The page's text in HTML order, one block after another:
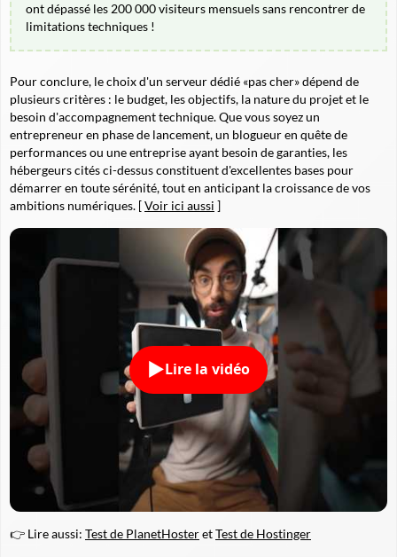
ont dépassé les 200 000 visiteurs mensuels sans rencontrer de
limitations techniques !
Pour conclure, le choix d'un serveur dédié «pas cher» dépend de
plusieurs critères : le budget, les objectifs, la nature du projet et le
besoin d'accompagnement technique. Que vous soyez un
entrepreneur en phase de lancement, un blogueur en quête de
performances ou une entreprise ayant besoin de garanties, les
hébergeurs cités ci-dessus constituent d'excellentes bases pour
démarrer en toute sérénité, tout en anticipant la croissance de vos
ambitions numériques. [Voir ici aussi ]
Lire la vidéo
👉 Lire aussi: Test de PlanetHosteretTest de Hostinger